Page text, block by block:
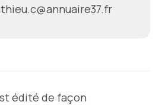
édité de façon